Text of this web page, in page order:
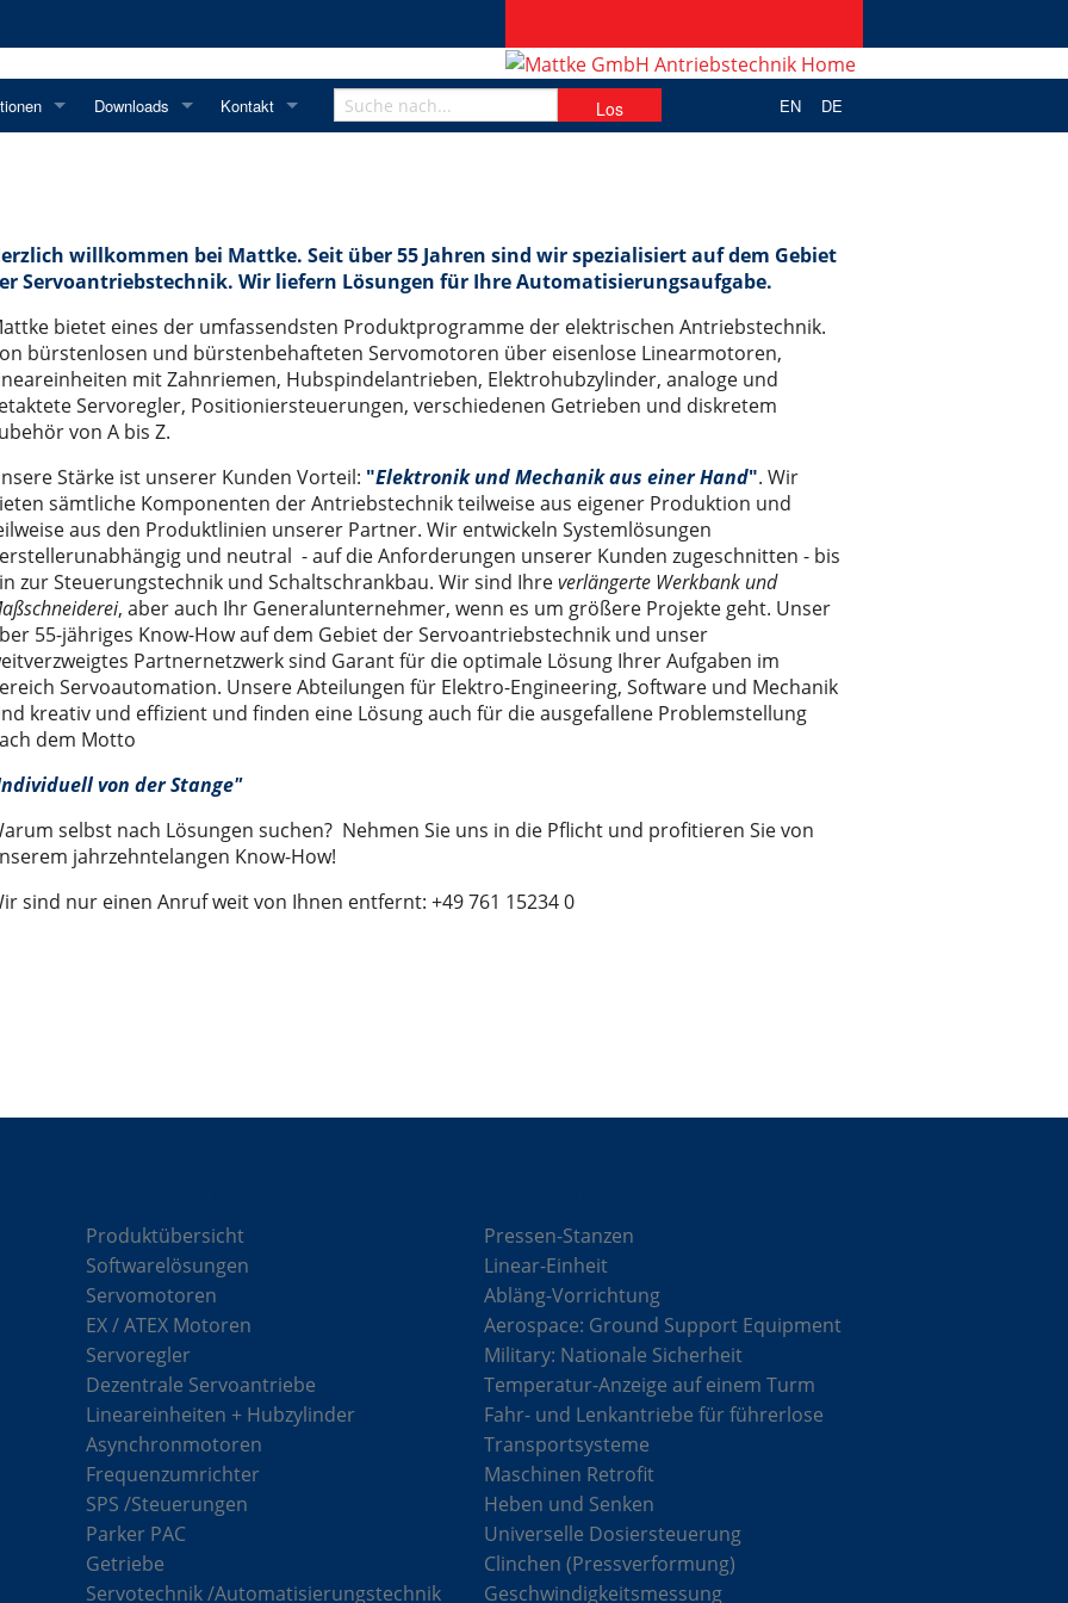
der Serie EX
der Serie EY
ETH
/ MISO
60, 80, 100
50, 65, 80, 110
entry level" der Serie LIGHT 30, 50, 80
Serie ONE 50, 80, 110
der Serie ROBOT 100, 130, 160, 220
der Serie SC 65 (100), 130, 160
der Serie VR 140
Leitungen
sowie für optische Fiberglaskabel
für 4 Leitungen
Turm
Transportsysteme
Servomotor)
Archiv
InformationenWechsel- oder Gleichstrom?
Kein Trick. Reine Ingenieursleistung.
Sicherheitstechnik
Neue internationale Wirkungsgradklassen für Motoren
Downloads
Kontakt
Im Ausland
Login
EN DE
willkommen bei Mattke. Seit über 55 Jahren sind wir spezialisiert auf dem Gebiet
Servoantriebstechnik. Wir liefern Lösungen für Ihre Automatisierungsaufgabe.
bietet eines der umfassendsten Produktprogramme der elektrischen Antriebstechnik.
bürstenlosen und bürstenbehafteten Servomotoren über eisenlose Linearmotoren,
mit Zahnriemen, Hubspindelantrieben, Elektrohubzylinder, analoge und
Servoregler, Positioniersteuerungen, verschiedenen Getrieben und diskretem
von A bis Z.
Stärke ist unserer Kunden Vorteil: "Elektronik und Mechanik aus einer Hand". Wir
sämtliche Komponenten der Antriebstechnik teilweise aus eigener Produktion und
aus den Produktlinien unserer Partner. Wir entwickeln Systemlösungen
und neutral - auf die Anforderungen unserer Kunden zugeschnitten - bis
zur Steuerungstechnik und Schaltschrankbau. Wir sind Ihreverlängerte Werkbank und
, aber auch Ihr Generalunternehmer, wenn es um größere Projekte geht. Unser
55-jähriges Know-How auf dem Gebiet der Servoantriebstechnik und unser
Partnernetzwerk sind Garant für die optimale Lösung Ihrer Aufgaben im
Servoautomation. Unsere Abteilungen für Elektro-Engineering, Software und Mechanik
kreativ und effizient und finden eine Lösung auch für die ausgefallene Problemstellung
dem Motto
von der Stange"
selbst nach Lösungen suchen? Nehmen Sie uns in die Pflicht und profitieren Sie von
jahrzehntelangen Know-How!
sind nur einen Anruf weit von Ihnen entfernt: +49 761 15234 0
Produktübersicht
Softwarelösungen
Servomotoren
EX / ATEX Motoren
Servoregler
Dezentrale Servoantriebe
Lineareinheiten + Hubzylinder
Asynchronmotoren
Frequenzumrichter
SPS /Steuerungen
Parker PAC
Getriebe
Servotechnik /Automatisierungstechnik
Pressen-Stanzen
Linear-Einheit
Abläng-Vorrichtung
Aerospace: Ground Support Equipment
Military: Nationale Sicherheit
Temperatur-Anzeige auf einem Turm
Fahr- und Lenkantriebe für führerlose
Transportsysteme
Maschinen Retrofit
Heben und Senken
Universelle Dosiersteuerung
Clinchen (Pressverformung)
Geschwindigkeitsmessung